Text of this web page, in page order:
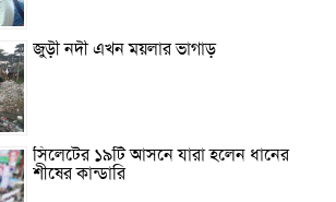
জুড়ী নদী এখন ময়লার ভাগাড়
সিলেটের ১৯টি আসনে যারা হলেন ধানের
শীষের কান্ডারি